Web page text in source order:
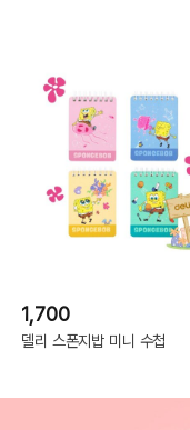
1,700
델리 스폰지밥 미니 수첩